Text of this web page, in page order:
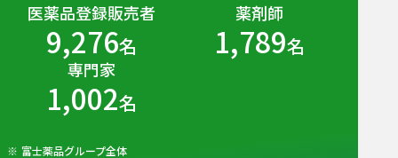
医薬品登録販売者
9,276名
薬剤師
1,789名
専門家
1,002名
富士薬品グループ全体